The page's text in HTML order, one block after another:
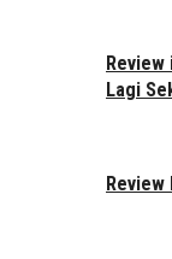
Review
Lagi
Review